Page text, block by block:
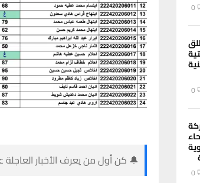
🔔 كن أول من يعرف الأخبار
0
0
0